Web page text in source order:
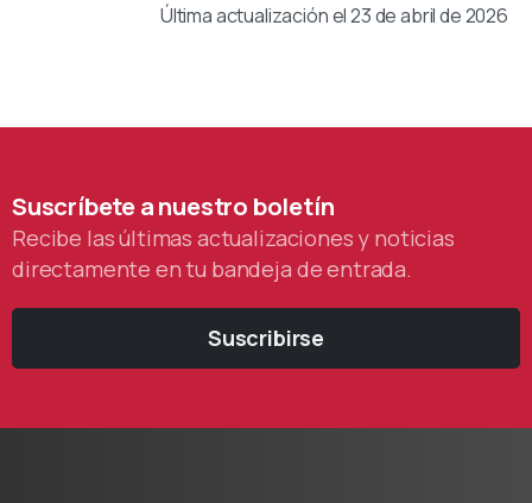
Última actualización el 23 de abril de 2026
Suscríbeteanuestro boletín
Recibe las últimas actualizaciones y noticias
directamente en tu bandeja de entrada.
Suscribirse